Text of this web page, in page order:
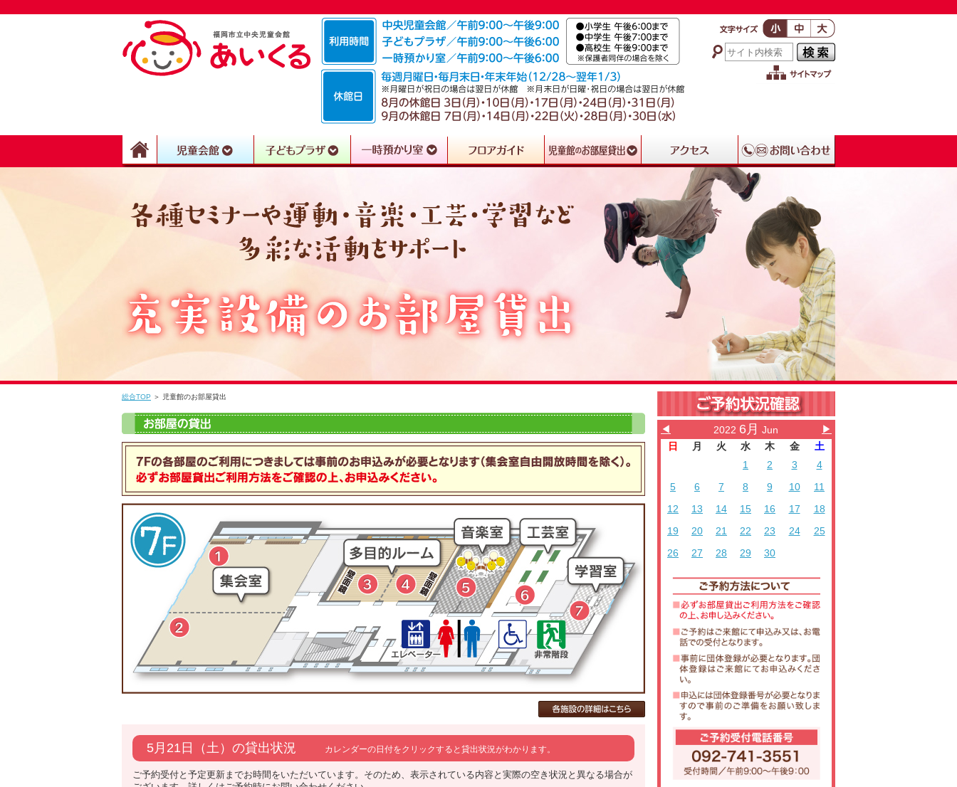
総合TOP ＞ 児童館のお部屋貸出
5月21日（土）の貸出状況 カレンダーの日付をクリックすると貸出状況がわかります。
ご予約受付と予定更新までお時間をいただいています。そのため、表示されている内容と実際の空き状況と異なる場合が
◀ 2022 6月 Jun
▶
日
月 火 水 木 金
土
1
2 3
4
5
6 7 8 9 10
11
12
13 14 15 16 17
18
19
20 21 22 23 24
25
26
27 28 29 30